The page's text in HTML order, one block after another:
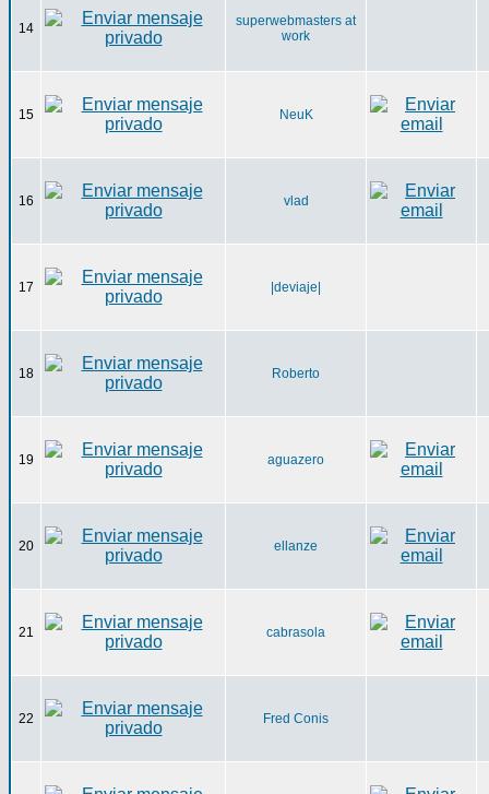
14
superwebmasters at
work
15 NeuK
16 vlad
17 |deviaje|
18 Roberto
19 aguazero
20 ellanze
21 cabrasola
22 Fred Conis